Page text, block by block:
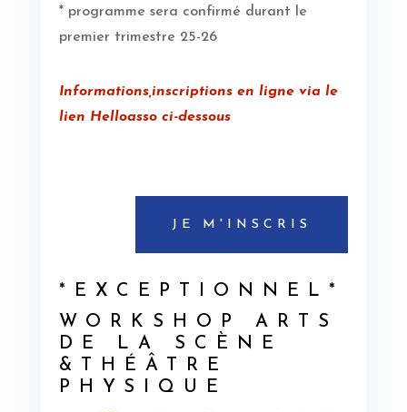
* programme sera confirmé durant le
premier trimestre 25-26
Informations,inscriptions en ligne via le
lien Helloasso ci-dessous
JE M'INSCRIS
*EXCEPTIONNEL*
WORKSHOP ARTS
DE LA SCÈNE
&THÉÂTRE
PHYSIQUE